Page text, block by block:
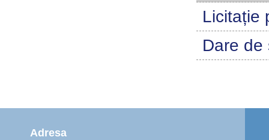
Licitație
Dare de
Adresa